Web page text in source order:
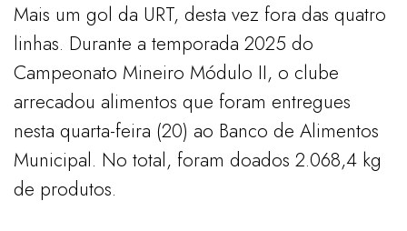
Mais um gol da URT, desta vez fora das quatro
linhas. Durante a temporada 2025 do
Campeonato Mineiro Módulo II, o clube
arrecadou alimentos que foram entregues
nesta quarta-feira (20) ao Banco de Alimentos
Municipal. No total, foram doados 2.068,4 kg
de produtos.